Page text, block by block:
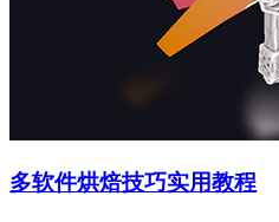
多软件烘焙技巧实用教程